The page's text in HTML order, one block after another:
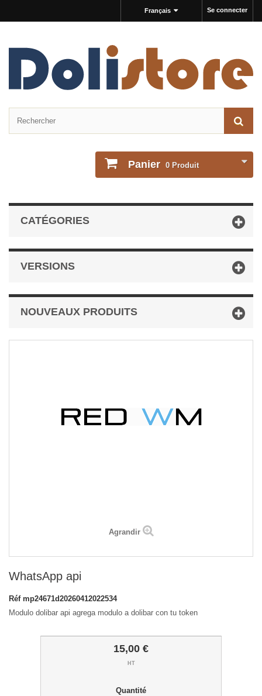
Se connecter
Français
Panier 0 Produit
CATÉGORIES
VERSIONS
NOUVEAUX PRODUITS
Agrandir
WhatsApp api
Réf mp24671d20260412022534
Modulo dolibar api agrega modulo a dolibar con tu token
15,00 €
HT
Quantité